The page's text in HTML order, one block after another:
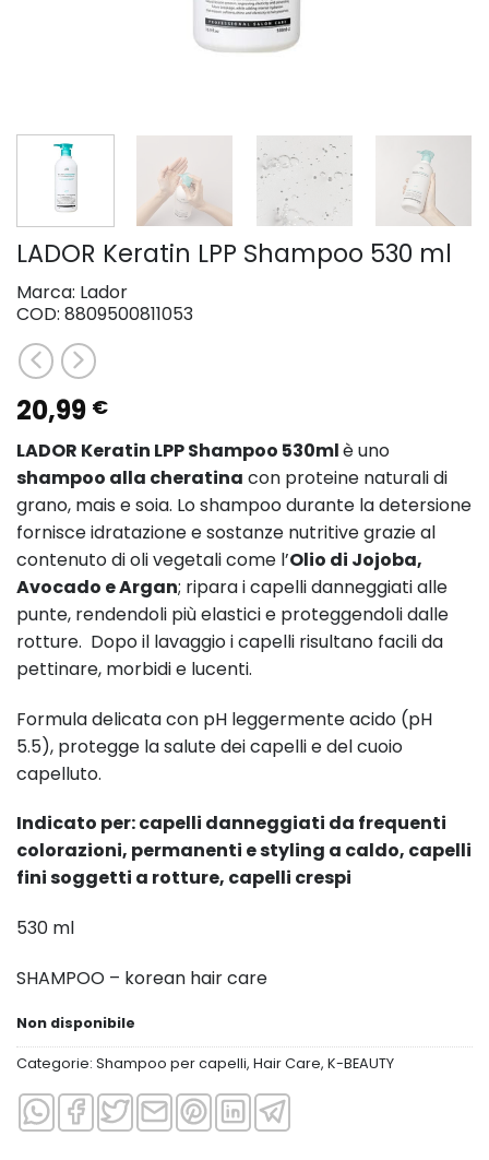
LADOR Keratin LPP Shampoo 530 ml
Marca: Lador
COD: 8809500811053
20,99 €
LADOR Keratin LPP Shampoo 530mlè uno
shampoo alla cheratina con proteine ​​naturali di
grano, mais e soia. Lo shampoo durante la detersione
fornisce idratazione e sostanze nutritive grazie al
contenuto di oli vegetali come l’Olio di Jojoba,
Avocado e Argan; ripara i capelli danneggiati alle
punte, rendendoli più elastici e proteggendoli dalle
rotture. Dopo il lavaggio i capelli risultano facili da
pettinare, morbidi e lucenti.
Formula delicata con pH leggermente acido (pH
5.5), protegge la salute dei capelli e del cuoio
capelluto.
Indicato per: capelli danneggiati da frequenti
colorazioni, permanenti e styling a caldo, capelli
fini soggetti a rotture, capelli crespi
530 ml
SHAMPOO – korean hair care
Non disponibile
Categorie: Shampoo per capelli, Hair Care, K-BEAUTY